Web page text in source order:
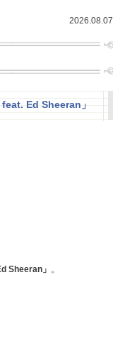
2026.08.07
Ed Sheeran」
Sheeran」 。